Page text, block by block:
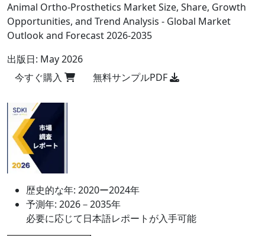
Animal Ortho-Prosthetics Market Size, Share, Growth
Opportunities, and Trend Analysis - Global Market
Outlook and Forecast 2026-2035
出版日: May 2026
今すぐ購入
無料サンプルPDF
歴史的な年: 2020ー2024年
予測年: 2026－2035年
必要に応じて日本語レポートが入手可能